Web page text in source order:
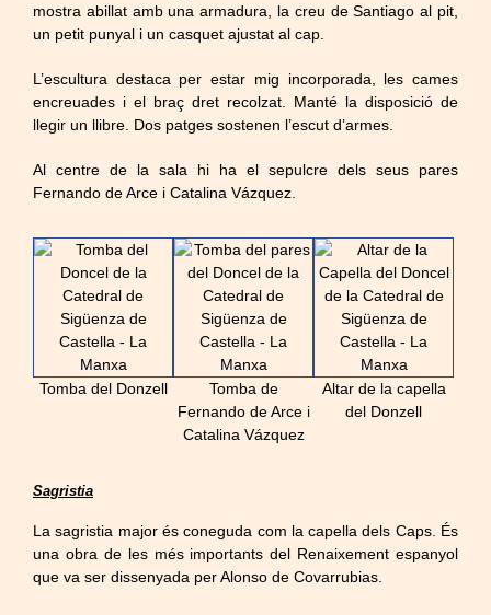
mostra abillat amb una armadura, la creu de Santiago al pit,
un petit punyal i un casquet ajustat al cap.
L’escultura destaca per estar mig incorporada, les cames
encreuades i el braç dret recolzat. Manté la disposició de
llegir un llibre. Dos patges sostenen l’escut d’armes.
Al centre de la sala hi ha el sepulcre dels seus pares
Fernando de Arce i Catalina Vázquez.
Tomba del Donzell
Tomba de
Fernando de Arce i
Catalina Vázquez
Altar de la capella
del Donzell
Sagristia
La sagristia major és coneguda com la capella dels Caps. És
una obra de les més importants del Renaixement espanyol
que va ser dissenyada per Alonso de Covarrubias.